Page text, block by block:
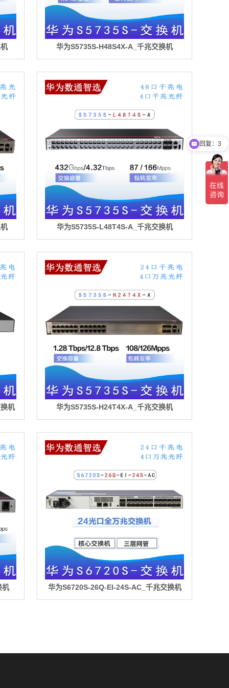
华为S5735S-H48S4X-A_千兆交换机
华为S5735S-L48T4S-A_千兆交换机
机 华为S5735S-H24T4X-A_千兆交换机
机 华为S6720S-26Q-EI-24S-AC_千兆交换机
回复：3